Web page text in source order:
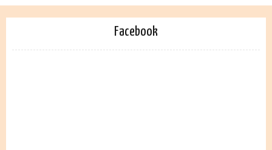
Facebook